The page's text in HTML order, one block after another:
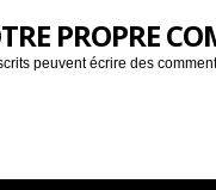
PROPRE
peuvent écrire des